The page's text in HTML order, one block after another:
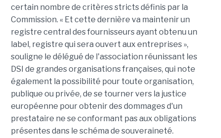
certain nombre de critères stricts définis par la
Commission. « Et cette dernière va maintenir un
registre central des fournisseurs ayant obtenu un
label, registre qui sera ouvert aux entreprises »,
souligne le délégué de l'association réunissant les
DSI de grandes organisations françaises, qui note
également la possibilité pour toute organisation,
publique ou privée, de se tourner vers la justice
européenne pour obtenir des dommages d'un
prestataire ne se conformant pas aux obligations
présentes dans le schéma de souveraineté.